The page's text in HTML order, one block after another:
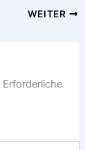
WEITER
Erforderliche